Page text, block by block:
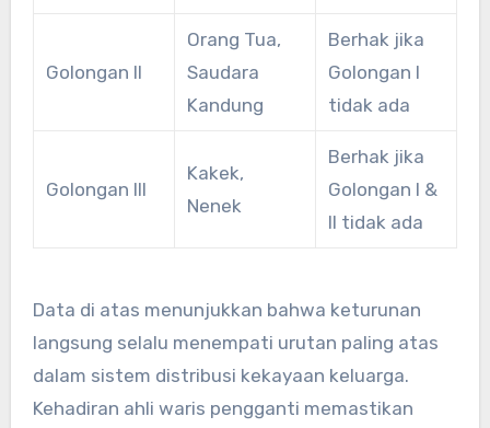
Golongan II
Orang Tua,
Saudara
Kandung
Berhak jika
Golongan I
tidak ada
Golongan III
Kakek,
Nenek
Berhak jika
Golongan I &
II tidak ada
Data di atas menunjukkan bahwa keturunan
langsung selalu menempati urutan paling atas
dalam sistem distribusi kekayaan keluarga.
Kehadiran ahli waris pengganti memastikan